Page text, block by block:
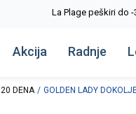
La
Akcija Radnje
20 DENA GOLDEN LADY